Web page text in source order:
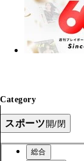
Category
スポーツ開/閉
総合